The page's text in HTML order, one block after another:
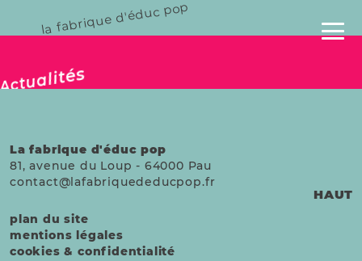
la fabrique d'éduc pop
publié le 06 août 2025
La fabrique d'éduc pop
81, avenue du Loup - 64000 Pau
contact@lafabriquededucpop.fr
plan du site
mentions légales
cookies & confidentialité
HAUT